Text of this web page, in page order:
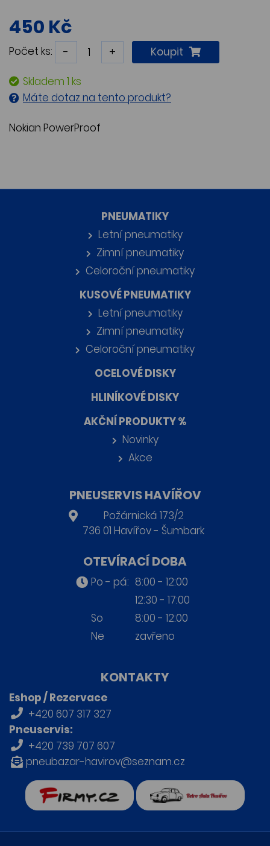
450 Kč
Počet ks: - + Koupit
Skladem 1 ks
Máte dotaz na tento produkt?
Nokian PowerProof
PNEUMATIKY
Letní pneumatiky
Zimní pneumatiky
Celoroční pneumatiky
KUSOVÉ PNEUMATIKY
Letní pneumatiky
Zimní pneumatiky
Celoroční pneumatiky
OCELOVÉ DISKY
HLINÍKOVÉ DISKY
AKČNÍ PRODUKTY %
Novinky
Akce
PNEUSERVIS HAVÍŘOV
Požárnická 173/2
736 01 Havířov - Šumbark
OTEVÍRACÍ DOBA
Po - pá: 8:00 - 12:00
12:30 - 17:00
So
8:00 - 12:00
Ne
zavřeno
KONTAKTY
Eshop / Rezervace
+420 607 317 327
Pneuservis:
+420 739 707 607
pneubazar-havirov@seznam.cz
Retro auta Havířov